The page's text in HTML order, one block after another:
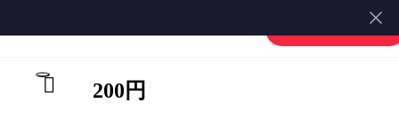
会員登録・ログイン
200円